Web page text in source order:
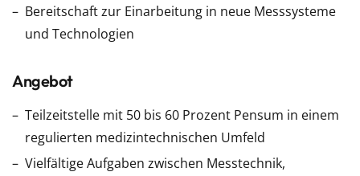
Bereitschaft zur Einarbeitung in neue Messsysteme
und Technologien
Angebot
Teilzeitstelle mit 50 bis 60 Prozent Pensum in einem
regulierten medizintechnischen Umfeld
Vielfältige Aufgaben zwischen Messtechnik,